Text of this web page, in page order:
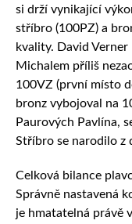
si drží vynikající
stříbro (100PZ) a
kvality. David
Michalem příliš
100VZ (první místo
bronz vybojoval na
Paurových Pavlína,
Stříbro se narodilo z
Celková bilance
Správně nastavená
je hmatatelná právě